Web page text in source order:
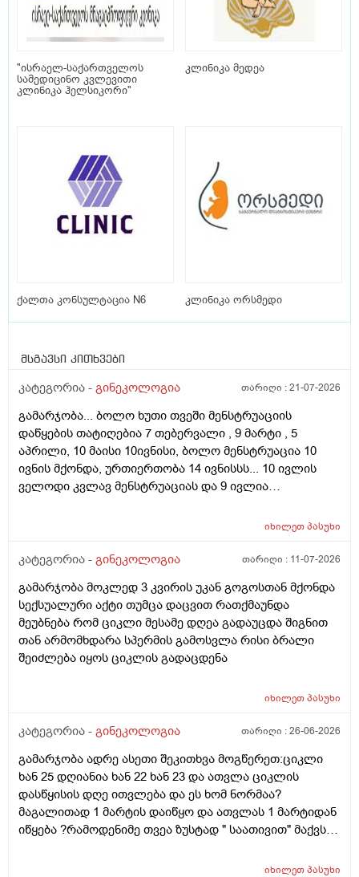
"ისრაელ-საქართველოს
სამედიცინო კვლევითი
კლინიკა ჰელსიკორი"
კლინიკა მედეა
ქალთა კონსულტაცია N6 კლინიკა ორსმედი
მსგავსი კითხვები
კატეგორია - გინეკოლოგია თარიღი :21-07-2026
გამარჯობა... ბოლო ხუთი თვეში მენსტრუაციის
დაწყების თატიღებია 7 თებერვალი , 9 მარტი , 5
აპრილი, 10 მაისი 10ივნისი, ბოლო მენსტრუაცია 10
ივნის მქონდა, ურთიერთობა 14 ივნისსს... 10 ივლის
ველოდი კვლავ მენსტრუაციას და 9 ივლია
მენსტრუაცია 10 დღეა გადამიცდს,,, ორსულობას არ
თვე გავიდა... 9 ივლის რო დავორსულებოდი როგორ
ტკივილის ხან არა, შარდვის შემდეგ ტკივილი და
შებერილობის შეგრძმება...ჩემით ორციპოლი და
ნოშპაც დავლიეე.... რა უნდა ვქნა
იხილეთპასუხი
კატეგორია - გინეკოლოგია თარიღი : 11-07-2026
გამარჯობა მოკლედ 3 კვირის უკან გოგოსთან მქონდა
სექსუალური აქტი თუმცა დაცვით რათქმაუნდა
მეუბნება რომ ციკლი მესამე დღეა გადაუცდა შიგნით
თან არმომხდარა სპერმის გამოსვლა რისი ბრალი
შეიძლება იყოს ციკლის გადაცდენა
იხილეთპასუხი
კატეგორია - გინეკოლოგია თარიღი :26-06-2026
გამარჯობა ადრე ასეთი შეკითხვა მოგწერეთ:ციკლი
ხან 25 დღიანია ხან 22 ხან 23 და ათვლა ციკლის
დასწყისის დღე ითვლება და ეს ხომ ნორმაა?
მაგალითად 1 მარტის დაიწყო და ათვლას 1 მარტიდან
იწყება ?რამოდენიმე თვეა ზუსტად " საათივით" მაქვს
მეშინია კიდევ ხომ არ ჩამოიწევს? მინდა რომ 25 ან
იხილეთპასუხი